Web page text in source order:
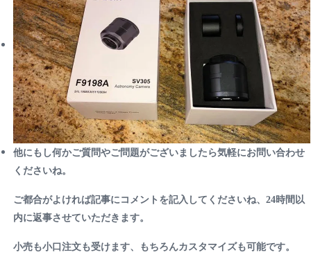
他にもし何かご質問やご問題がございましたら気軽にお問い合わせ
くださいね。
ご都合がよければ記事にコメントを記入してくださいね、24時間以
内に返事させていただきます。
小売も小口注文も受けます、もちろんカスタマイズも可能です。